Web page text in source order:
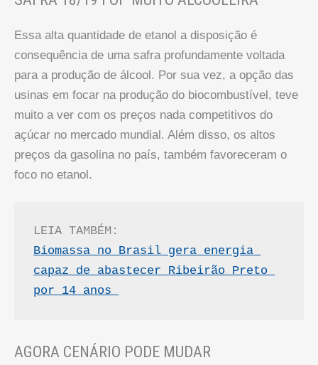
Essa alta quantidade de etanol a disposição é
consequência de uma safra profundamente voltada
para a produção de álcool. Por sua vez, a opção das
usinas em focar na produção do biocombustível, teve
muito a ver com os preços nada competitivos do
açúcar no mercado mundial. Além disso, os altos
preços da gasolina no país, também favoreceram o
foco no etanol.
LEIA TAMBÉM:
Biomassa no Brasil gera energia
capaz de abastecer Ribeirão Preto
por 14 anos
AGORA CENÁRIO PODE MUDAR